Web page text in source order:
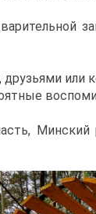
или
Мин­ский